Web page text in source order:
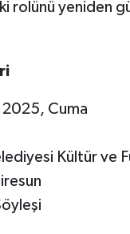
rolünü yeniden
2025, Cuma
Kültür ve